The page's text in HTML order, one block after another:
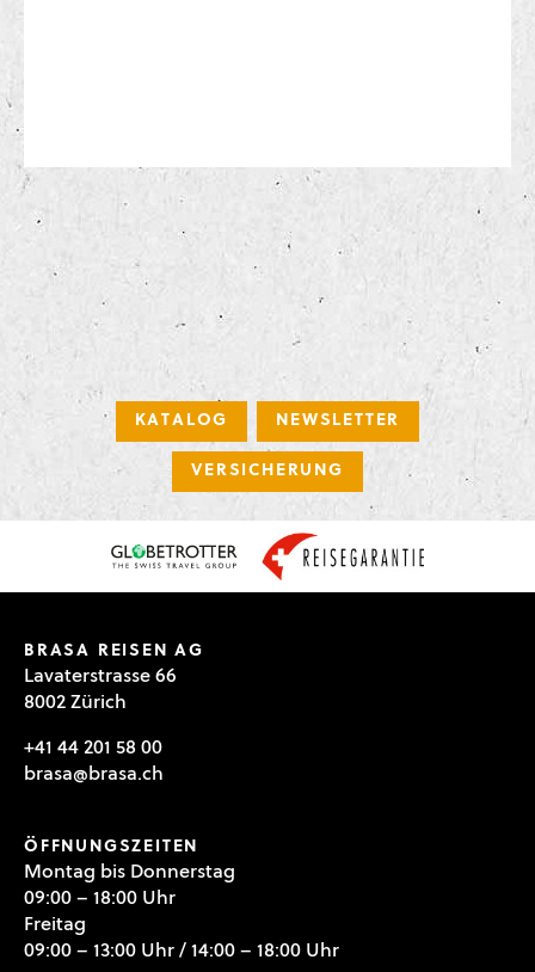
KATALOG NEWSLETTER
VERSICHERUNG
BRASA REISEN AG
Lavaterstrasse 66
8002 Zürich
+41 44 201 58 00
brasa@brasa.ch
ÖFFNUNGSZEITEN
Montag bis Donnerstag
09:00 – 18:00 Uhr
Freitag
09:00 – 13:00 Uhr / 14:00 – 18:00 Uhr